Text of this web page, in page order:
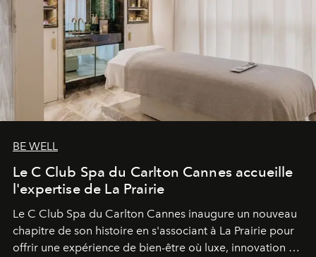
BE WELL
Le C Club Spa du Carlton Cannes accueille
l'expertise de La Prairie
Le C Club Spa du Carlton Cannes inaugure un nouveau
chapitre de son histoire en s'associant à La Prairie pour
offrir une expérience de bien-être où luxe, innovation et